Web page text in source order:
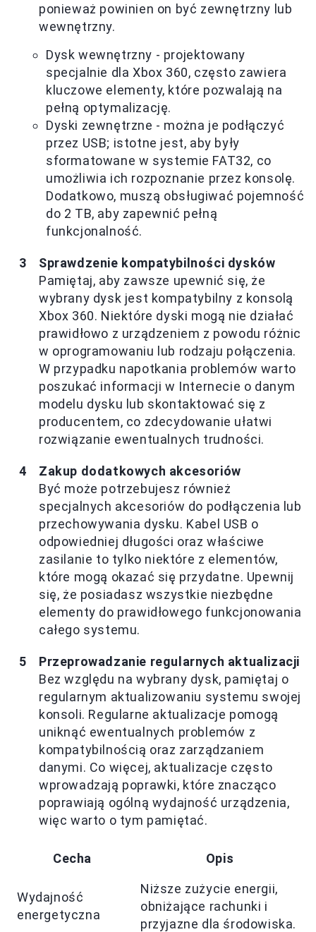
ponieważ powinien on być zewnętrzny lub
wewnętrzny.
Dysk wewnętrzny - projektowany
specjalnie dla Xbox 360, często zawiera
kluczowe elementy, które pozwalają na
pełną optymalizację.
Dyski zewnętrzne - można je podłączyć
przez USB; istotne jest, aby były
sformatowane w systemie FAT32, co
umożliwia ich rozpoznanie przez konsolę.
Dodatkowo, muszą obsługiwać pojemność
do 2 TB, aby zapewnić pełną
funkcjonalność.
Sprawdzenie kompatybilności dysków
Pamiętaj, aby zawsze upewnić się, że
wybrany dysk jest kompatybilny z konsolą
Xbox 360. Niektóre dyski mogą nie działać
prawidłowo z urządzeniem z powodu różnic
w oprogramowaniu lub rodzaju połączenia.
W przypadku napotkania problemów warto
poszukać informacji w Internecie o danym
modelu dysku lub skontaktować się z
producentem, co zdecydowanie ułatwi
rozwiązanie ewentualnych trudności.
Zakup dodatkowych akcesoriów
Być może potrzebujesz również
specjalnych akcesoriów do podłączenia lub
przechowywania dysku. Kabel USB o
odpowiedniej długości oraz właściwe
zasilanie to tylko niektóre z elementów,
które mogą okazać się przydatne. Upewnij
się, że posiadasz wszystkie niezbędne
elementy do prawidłowego funkcjonowania
całego systemu.
Przeprowadzanie regularnych aktualizacji
Bez względu na wybrany dysk, pamiętaj o
regularnym aktualizowaniu systemu swojej
konsoli. Regularne aktualizacje pomogą
uniknąć ewentualnych problemów z
kompatybilnością oraz zarządzaniem
danymi. Co więcej, aktualizacje często
wprowadzają poprawki, które znacząco
poprawiają ogólną wydajność urządzenia,
więc warto o tym pamiętać.
Cecha Opis
Wydajność
energetyczna
Niższe zużycie energii,
obniżające rachunki i
przyjazne dla środowiska.